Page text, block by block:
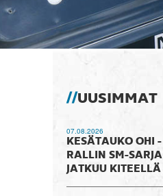
UUSIMMAT
07.08.2026
KESÄTAUKO OHI -
RALLIN SM-SARJA
JATKUU KITEELLÄ